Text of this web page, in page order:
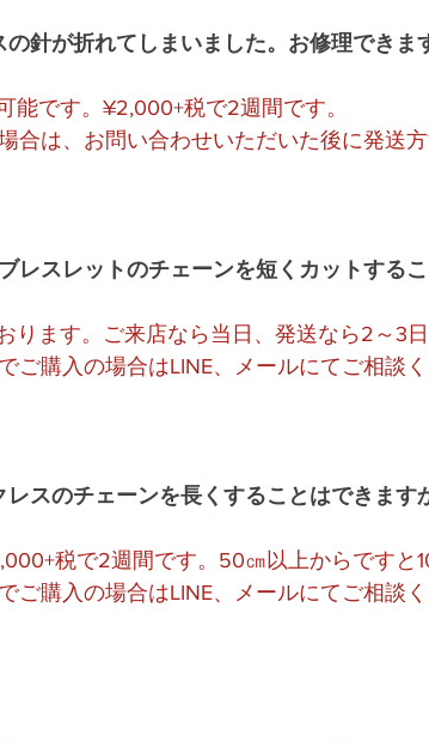
の針が折れてしまいました。お修理できま
能です。¥2,000+税で2週間です。
合は、お問い合わせいただいた後に発送
レスレットのチェーンを短くカットする
ります。ご来店なら当日、発送なら2～3日
ご購入の場合はLINE、メールにてご相談く
レスのチェーンを長くすることはできます
税で2週間です。50㎝以上からですと
ご購入の場合はLINE、メールにてご相談く